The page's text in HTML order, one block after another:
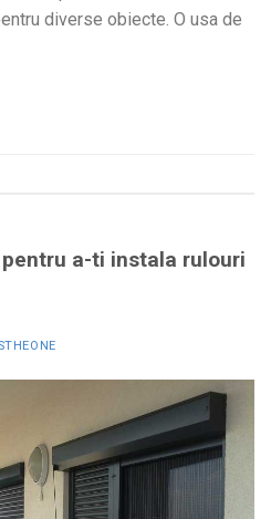
diverse obiecte. O usa de
a-ti instala rulouri